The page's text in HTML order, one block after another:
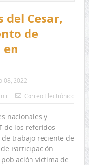
del Cesar,
de
en
08, 2022
Correo Electrónico
nacionales y
de los referidos
trabajo reciente de
Participación
víctima de